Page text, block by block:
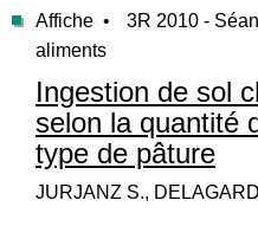
Affiche •
3R 2010 -
aliments
Ingestion de sol
selon la quantité
type de pâture
JURJANZ S.,